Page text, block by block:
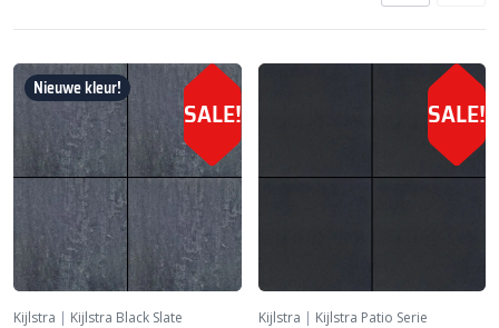
Nieuwe kleur!
SALE!
Kijlstra | Kijlstra Black Slate
SALE!
Kijlstra | Kijlstra Patio Serie